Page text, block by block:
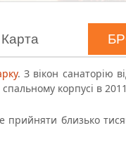
Карта
. З вікон санаторію
корпусі в
близько